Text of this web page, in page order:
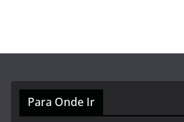
Para Onde Ir